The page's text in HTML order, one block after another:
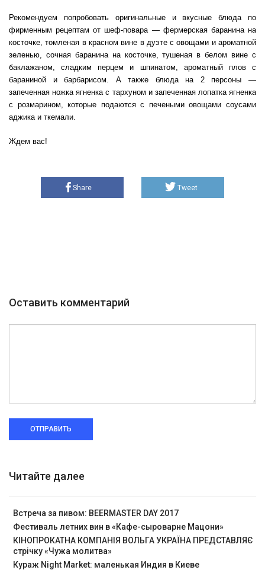
Рекомендуем попробовать оригинальные и вкусные блюда по
фирменным рецептам от шеф-повара — фермерская баранина на
косточке, томленая в красном вине в дуэте с овощами и ароматной
зеленью, сочная баранина на косточке, тушеная в белом вине с
баклажаном, сладким перцем и шпинатом, ароматный плов с
бараниной и барбарисом. А также блюда на 2 персоны —
запеченная ножка ягненка с тархуном и запеченная лопатка ягненка
с розмарином, которые подаются с печеными овощами соусами
аджика и ткемали.
Ждем вас!
Share Tweet
Оставить комментарий
ОТПРАВИТЬ
Читайте далее
Встреча за пивом: BEERMASTER DAY 2017
Фестиваль летних вин в «Кафе-сыроварне Мацони»
КІНОПРОКАТНА КОМПАНІЯ ВОЛЬГА УКРАЇНА ПРЕДСТАВЛЯЄ
стрічку «Чужа молитва»
Кураж Night Market: маленькая Индия в Киеве